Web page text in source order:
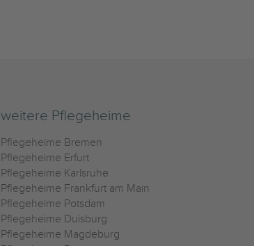
weitere Pflegeheime
Pflegeheime Bremen
Pflegeheime Erfurt
Pflegeheime Karlsruhe
Pflegeheime Frankfurt am Main
Pflegeheime Potsdam
Pflegeheime Duisburg
Pflegeheime Magdeburg